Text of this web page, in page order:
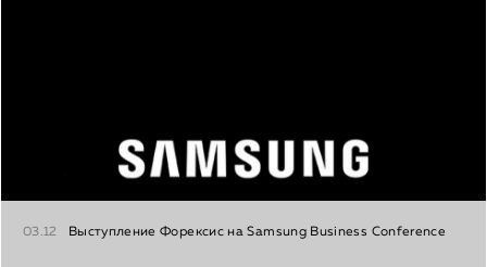
03.12 Выступление Форексис на Samsung Business Conference